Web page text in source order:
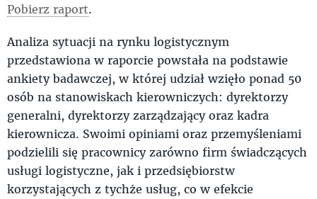
Pobierz raport.
Analiza sytuacji na rynku logistycznym
przedstawiona w raporcie powstała na podstawie
ankiety badawczej, w której udział wzięło ponad 50
osób na stanowiskach kierowniczych: dyrektorzy
generalni, dyrektorzy zarządzający oraz kadra
kierownicza. Swoimi opiniami oraz przemyśleniami
podzielili się pracownicy zarówno firm świadczących
usługi logistyczne, jak i przedsiębiorstw
korzystających z tychże usług, co w efekcie